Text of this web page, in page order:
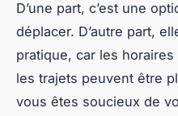
D’une part, c’est une
déplacer. D’autre part,
pratique, car les
les trajets peuvent être
vous êtes soucieux de